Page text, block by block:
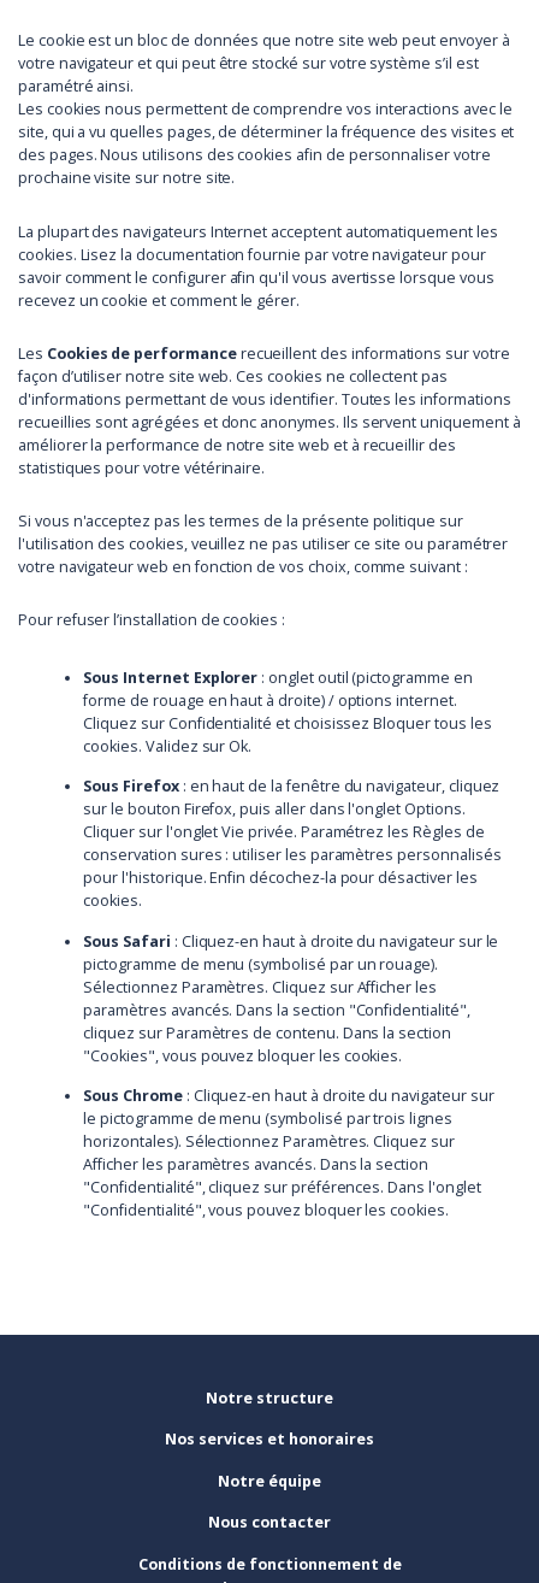
Le cookie est un bloc de données que notre site web peut envoyer à
votre navigateur et qui peut être stocké sur votre système s’il est
paramétré ainsi.
Les cookies nous permettent de comprendre vos interactions avec le
site, qui a vu quelles pages, de déterminer la fréquence des visites et
des pages. Nous utilisons des cookies afin de personnaliser votre
prochaine visite sur notre site.
La plupart des navigateurs Internet acceptent automatiquement les
cookies. Lisez la documentation fournie par votre navigateur pour
savoir comment le configurer afin qu'il vous avertisse lorsque vous
recevez un cookie et comment le gérer.
Les Cookies de performancerecueillent des informations sur votre
façon d’utiliser notre site web. Ces cookies ne collectent pas
d'informations permettant de vous identifier. Toutes les informations
recueillies sont agrégées et donc anonymes. Ils servent uniquement à
améliorer la performance de notre site web et à recueillir des
statistiques pour votre vétérinaire.
Si vous n'acceptez pas les termes de la présente politique sur
l'utilisation des cookies, veuillez ne pas utiliser ce site ou paramétrer
votre navigateur web en fonction de vos choix, comme suivant :
Pour refuser l’installation de cookies :
Sous Internet Explorer : onglet outil (pictogramme en
forme de rouage en haut à droite) / options internet.
Cliquez sur Confidentialité et choisissez Bloquer tous les
cookies. Validez sur Ok.
Sous Firefox: en haut de la fenêtre du navigateur, cliquez
sur le bouton Firefox, puis aller dans l'onglet Options.
Cliquer sur l'onglet Vie privée. Paramétrez les Règles de
conservation sures : utiliser les paramètres personnalisés
pour l'historique. Enfin décochez-la pour désactiver les
cookies.
Sous Safari : Cliquez-en haut à droite du navigateur sur le
pictogramme de menu (symbolisé par un rouage).
Sélectionnez Paramètres. Cliquez sur Afficher les
paramètres avancés. Dans la section "Confidentialité",
cliquez sur Paramètres de contenu. Dans la section
"Cookies", vous pouvez bloquer les cookies.
Sous Chrome: Cliquez-en haut à droite du navigateur sur
le pictogramme de menu (symbolisé par trois lignes
horizontales). Sélectionnez Paramètres. Cliquez sur
Afficher les paramètres avancés. Dans la section
"Confidentialité", cliquez sur préférences. Dans l'onglet
"Confidentialité", vous pouvez bloquer les cookies.
Notre structure
Nos services et honoraires
Notre équipe
Nous contacter
Conditions de fonctionnement de